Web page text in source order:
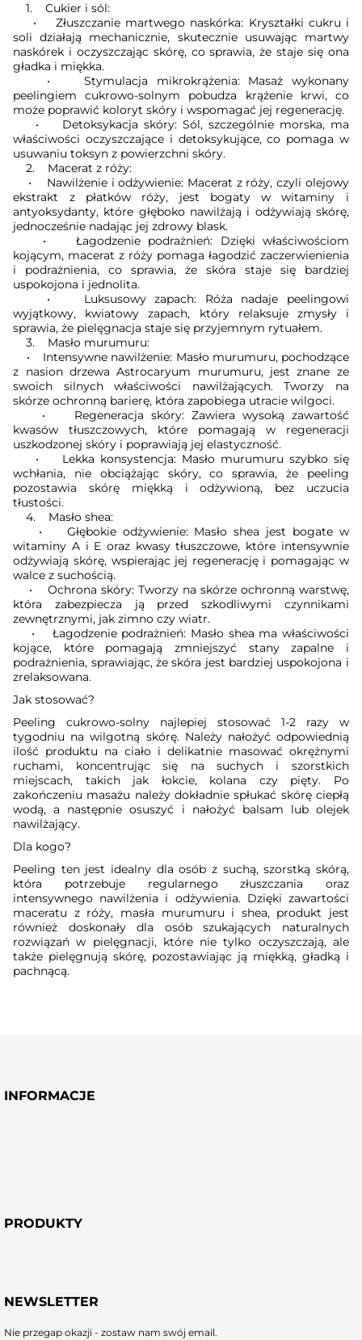
1. Cukier i sól:
• Złuszczanie martwego naskórka: Kryształki cukru i
soli działają mechanicznie, skutecznie usuwając martwy
naskórek i oczyszczając skórę, co sprawia, że staje się ona
gładka i miękka.
• Stymulacja mikrokrążenia: Masaż wykonany
peelingiem cukrowo-solnym pobudza krążenie krwi, co
może poprawić koloryt skóry i wspomagać jej regenerację.
• Detoksykacja skóry: Sól, szczególnie morska, ma
właściwości oczyszczające i detoksykujące, co pomaga w
usuwaniu toksyn z powierzchni skóry.
2. Macerat z róży:
• Nawilżenie i odżywienie: Macerat z róży, czyli olejowy
ekstrakt z płatków róży, jest bogaty w witaminy i
antyoksydanty, które głęboko nawilżają i odżywiają skórę,
jednocześnie nadając jej zdrowy blask.
• Łagodzenie podrażnień: Dzięki właściwościom
kojącym, macerat z róży pomaga łagodzić zaczerwienienia
i podrażnienia, co sprawia, że skóra staje się bardziej
uspokojona i jednolita.
• Luksusowy zapach: Róża nadaje peelingowi
wyjątkowy, kwiatowy zapach, który relaksuje zmysły i
sprawia, że pielęgnacja staje się przyjemnym rytuałem.
3. Masło murumuru:
• Intensywne nawilżenie: Masło murumuru, pochodzące
z nasion drzewa Astrocaryum murumuru, jest znane ze
swoich silnych właściwości nawilżających. Tworzy na
skórze ochronną barierę, która zapobiega utracie wilgoci.
• Regeneracja skóry: Zawiera wysoką zawartość
kwasów tłuszczowych, które pomagają w regeneracji
uszkodzonej skóry i poprawiają jej elastyczność.
• Lekka konsystencja: Masło murumuru szybko się
wchłania, nie obciążając skóry, co sprawia, że peeling
pozostawia skórę miękką i odżywioną, bez uczucia
tłustości.
4. Masło shea:
• Głębokie odżywienie: Masło shea jest bogate w
witaminy A i E oraz kwasy tłuszczowe, które intensywnie
odżywiają skórę, wspierając jej regenerację i pomagając w
walce z suchością.
• Ochrona skóry: Tworzy na skórze ochronną warstwę,
która zabezpiecza ją przed szkodliwymi czynnikami
zewnętrznymi, jak zimno czy wiatr.
• Łagodzenie podrażnień: Masło shea ma właściwości
kojące, które pomagają zmniejszyć stany zapalne i
podrażnienia, sprawiając, że skóra jest bardziej uspokojona i
zrelaksowana.
Jak stosować?
Peeling cukrowo-solny najlepiej stosować 1-2 razy w
tygodniu na wilgotną skórę. Należy nałożyć odpowiednią
ilość produktu na ciało i delikatnie masować okrężnymi
ruchami, koncentrując się na suchych i szorstkich
miejscach, takich jak łokcie, kolana czy pięty. Po
zakończeniu masażu należy dokładnie spłukać skórę ciepłą
wodą, a następnie osuszyć i nałożyć balsam lub olejek
nawilżający.
Dla kogo?
Peeling ten jest idealny dla osób z suchą, szorstką skórą,
która potrzebuje regularnego złuszczania oraz
intensywnego nawilżenia i odżywienia. Dzięki zawartości
maceratu z róży, masła murumuru i shea, produkt jest
również doskonały dla osób szukających naturalnych
rozwiązań w pielęgnacji, które nie tylko oczyszczają, ale
także pielęgnują skórę, pozostawiając ją miękką, gładką i
pachnącą.
INFORMACJE
PRODUKTY
NEWSLETTER
Nie przegap okazji - zostaw nam swój email.